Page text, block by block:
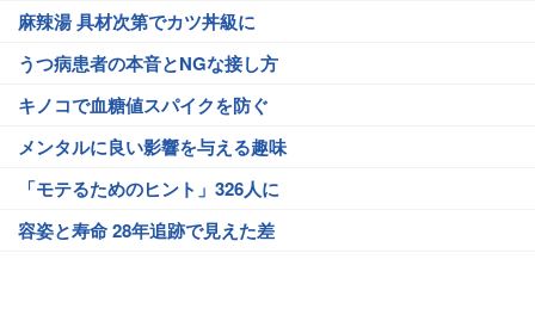
麻辣湯 具材次第でカツ丼級に
うつ病患者の本音とNGな接し方
キノコで血糖値スパイクを防ぐ
メンタルに良い影響を与える趣味
「モテるためのヒント」326人に
容姿と寿命 28年追跡で見えた差